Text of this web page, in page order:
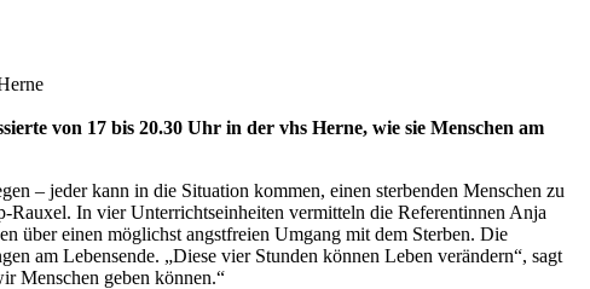
von 17 bis 20.30 Uhr in der vhs Herne, wie sie Menschen am
– jeder kann in die Situation kommen, einen sterbenden Menschen zu
In vier Unterrichtseinheiten vermitteln die Referentinnen Anja
über einen möglichst angstfreien Umgang mit dem Sterben. Die
am Lebensende. „Diese vier Stunden können Leben verändern“, sagt
Menschen geben können.“